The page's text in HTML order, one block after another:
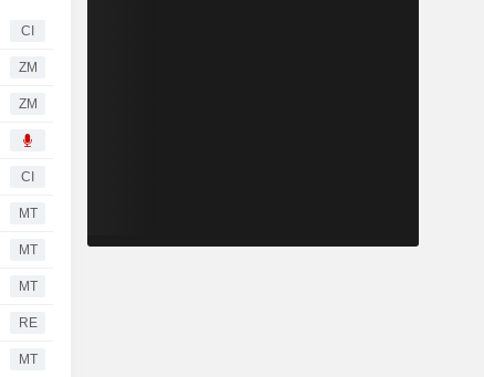
CI
ZM
ZM
CI
MT
MT
MT
RE
MT